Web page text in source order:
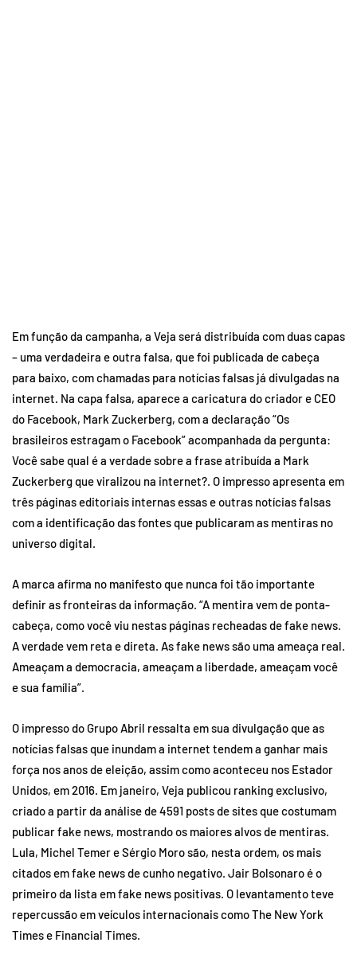
Em função da campanha, a Veja será distribuída com duas capas
– uma verdadeira e outra falsa, que foi publicada de cabeça
para baixo, com chamadas para notícias falsas já divulgadas na
internet. Na capa falsa, aparece a caricatura do criador e CEO
do Facebook, Mark Zuckerberg, com a declaração “Os
brasileiros estragam o Facebook” acompanhada da pergunta:
Você sabe qual é a verdade sobre a frase atribuída a Mark
Zuckerberg que viralizou na internet?. O impresso apresenta em
três páginas editoriais internas essas e outras notícias falsas
com a identificação das fontes que publicaram as mentiras no
universo digital.
A marca afirma no manifesto que nunca foi tão importante
definir as fronteiras da informação. “A mentira vem de ponta-
cabeça, como você viu nestas páginas recheadas de fake news.
A verdade vem reta e direta. As fake news são uma ameaça real.
Ameaçam a democracia, ameaçam a liberdade, ameaçam você
e sua família”.
O impresso do Grupo Abril ressalta em sua divulgação que as
notícias falsas que inundam a internet tendem a ganhar mais
força nos anos de eleição, assim como aconteceu nos Estador
Unidos, em 2016. Em janeiro, Veja publicou ranking exclusivo,
criado a partir da análise de 4591 posts de sites que costumam
publicar fake news, mostrando os maiores alvos de mentiras.
Lula, Michel Temer e Sérgio Moro são, nesta ordem, os mais
citados em fake news de cunho negativo. Jair Bolsonaro é o
primeiro da lista em fake news positivas. O levantamento teve
repercussão em veículos internacionais como The New York
Times e Financial Times.